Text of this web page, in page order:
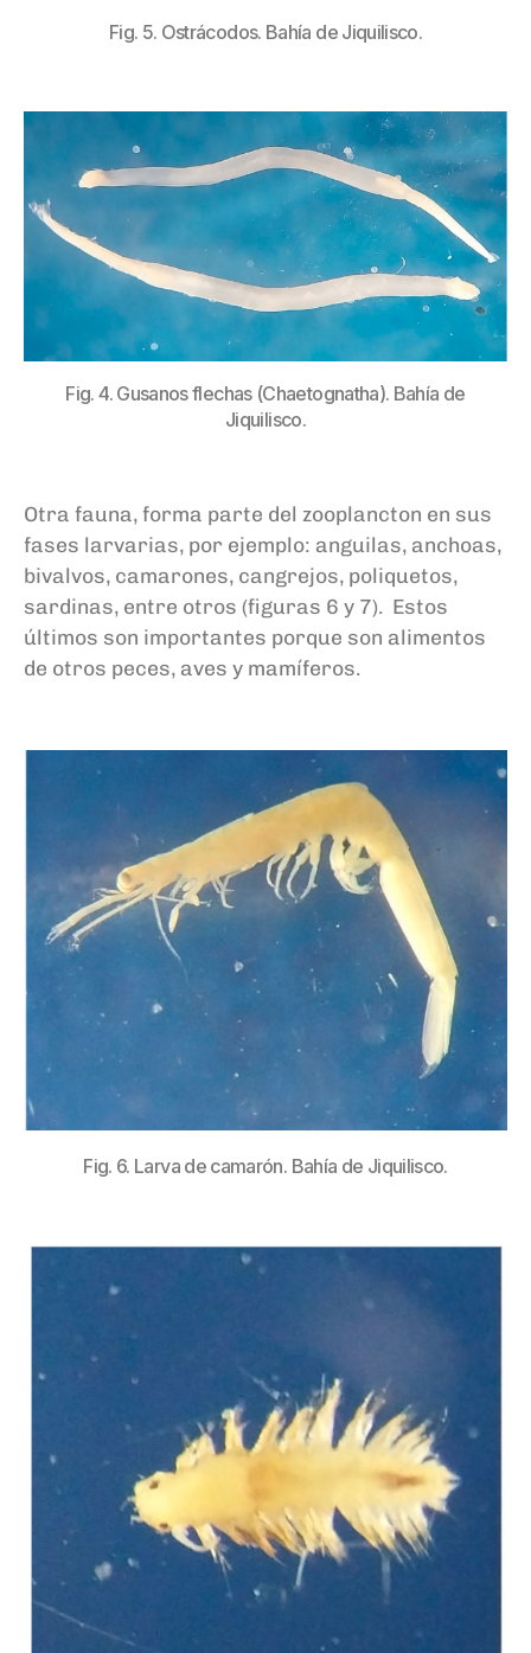
Fig. 5. Ostrácodos. Bahía de Jiquilisco.
Fig. 4. Gusanos flechas (Chaetognatha). Bahía de
Jiquilisco.
Otra fauna,forma parte del zooplancton en sus
fases larvarias, por ejemplo: anguilas, anchoas,
bivalvos, camarones, cangrejos, poliquetos,
sardinas, entre otros (figuras 6 y 7). Estos
últimos son importantes porque son alimentos
de otros peces, aves y mamíferos.
Fig. 6. Larva de camarón. Bahía de Jiquilisco.